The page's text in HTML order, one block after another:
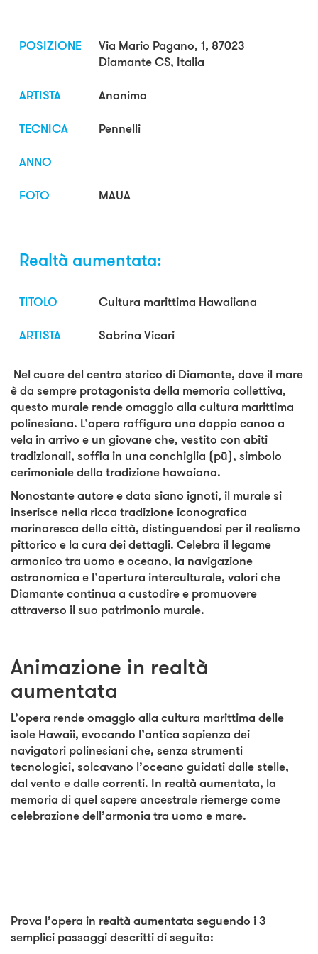
POSIZIONE
Via Mario Pagano, 1, 87023
Diamante CS, Italia
ARTISTA
Anonimo
TECNICA
Pennelli
ANNO
FOTO
MAUA
Realtà aumentata:
TITOLO
Cultura marittima Hawaiiana
ARTISTA
Sabrina Vicari
Nel cuore del centro storico di Diamante, dove il mare
è da sempre protagonista della memoria collettiva,
questo murale rende omaggio alla cultura marittima
polinesiana. L’opera raffigura una doppia canoa a
vela in arrivo e un giovane che, vestito con abiti
tradizionali, soffia in una conchiglia (pū), simbolo
cerimoniale della tradizione hawaiana.
Nonostante autore e data siano ignoti, il murale si
inserisce nella ricca tradizione iconografica
marinaresca della città, distinguendosi per il realismo
pittorico e la cura dei dettagli. Celebra il legame
armonico tra uomo e oceano, la navigazione
astronomica e l’apertura interculturale, valori che
Diamante continua a custodire e promuovere
attraverso il suo patrimonio murale.
Animazione in realtà
aumentata
L’opera rende omaggio alla cultura marittima delle
isole Hawaii, evocando l’antica sapienza dei
navigatori polinesiani che, senza strumenti
tecnologici, solcavano l’oceano guidati dallestelle,
dal vento e dalle correnti. In realtà aumentata, la
memoria di quel sapere ancestrale riemerge come
celebrazione dell’armonia tra uomo e mare.
Prova l’opera in realtà aumentata seguendo i 3
semplici passaggi descritti di seguito: